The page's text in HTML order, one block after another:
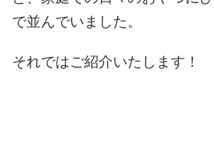
で並んでいました。
それではご紹介いたします！